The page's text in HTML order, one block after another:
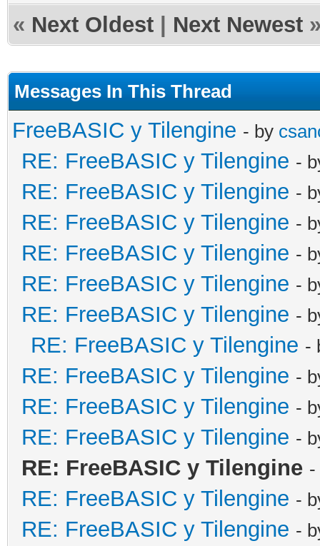
« Next Oldest Next Newest
Messages In This Thread
FreeBASIC y Tilengine - by
RE: FreeBASIC y Tilengine -
RE: FreeBASIC y Tilengine -
RE: FreeBASIC y Tilengine -
RE: FreeBASIC y Tilengine -
RE: FreeBASIC y Tilengine -
RE: FreeBASIC y Tilengine -
RE: FreeBASIC y Tilengine -
RE: FreeBASIC y Tilengine -
RE: FreeBASIC y Tilengine -
RE: FreeBASIC y Tilengine -
RE: FreeBASIC y Tilengine
RE: FreeBASIC y Tilengine -
RE: FreeBASIC y Tilengine -